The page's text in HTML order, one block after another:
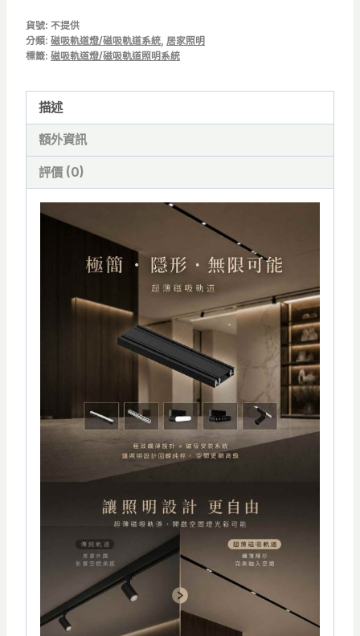
|
超
磁
吸
吊
燈
10w-
TJ2
Lighting
貨號: 不提供
分類: 磁吸軌道燈/磁吸軌道系統, 居家照明
標籤: 磁吸軌道燈/磁吸軌道照明系統
描述
額外資訊
評價 (0)